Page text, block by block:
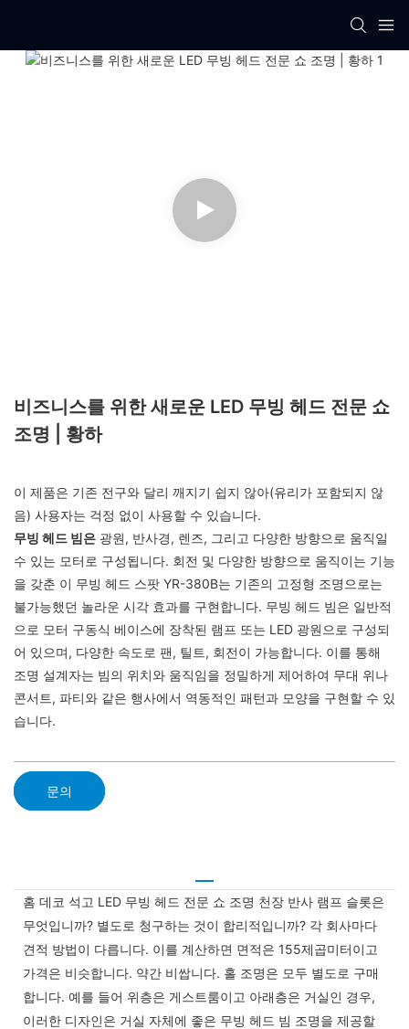
비즈니스를 위한 새로운 LED 무빙 헤드 전문 쇼
조명 | 황하
이 제품은 기존 전구와 달리 깨지기 쉽지 않아(유리가 포함되지 않
음) 사용자는 걱정 없이 사용할 수 있습니다.
무빙 헤드 빔은 광원, 반사경, 렌즈, 그리고 다양한 방향으로 움직일
수 있는 모터로 구성됩니다. 회전 및 다양한 방향으로 움직이는 기능
을 갖춘 이 무빙 헤드 스팟 YR-380B는 기존의 고정형 조명으로는
불가능했던 놀라운 시각 효과를 구현합니다. 무빙 헤드 빔은 일반적
으로 모터 구동식 베이스에 장착된 램프 또는 LED 광원으로 구성되
어 있으며, 다양한 속도로 팬, 틸트, 회전이 가능합니다. 이를 통해
조명 설계자는 빔의 위치와 움직임을 정밀하게 제어하여 무대 위나
콘서트, 파티와 같은 행사에서 역동적인 패턴과 모양을 구현할 수 있
습니다.
문의
홈 데코 석고 LED 무빙 헤드 전문 쇼 조명 천장 반사 램프 슬롯은
무엇입니까? 별도로 청구하는 것이 합리적입니까? 각 회사마다
견적 방법이 다릅니다. 이를 계산하면 면적은 155제곱미터이고
가격은 비슷합니다. 약간 비쌉니다. 홀 조명은 모두 별도로 구매
합니다. 예를 들어 위층은 게스트룸이고 아래층은 거실인 경우,
이러한 디자인은 거실 자체에 좋은 무빙 헤드 빔 조명을 제공할